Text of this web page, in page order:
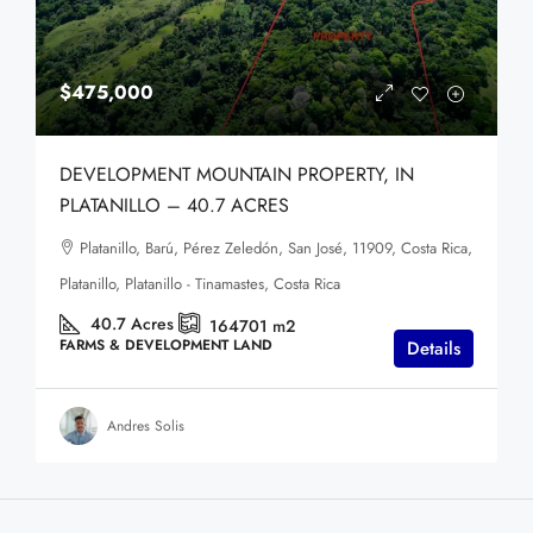
$475,000
DEVELOPMENT MOUNTAIN PROPERTY, IN
PLATANILLO – 40.7 ACRES
Platanillo, Barú, Pérez Zeledón, San José, 11909, Costa Rica,
Platanillo, Platanillo - Tinamastes, Costa Rica
40.7 Acres 164701 m2
FARMS & DEVELOPMENT LAND Details
Andres Solis